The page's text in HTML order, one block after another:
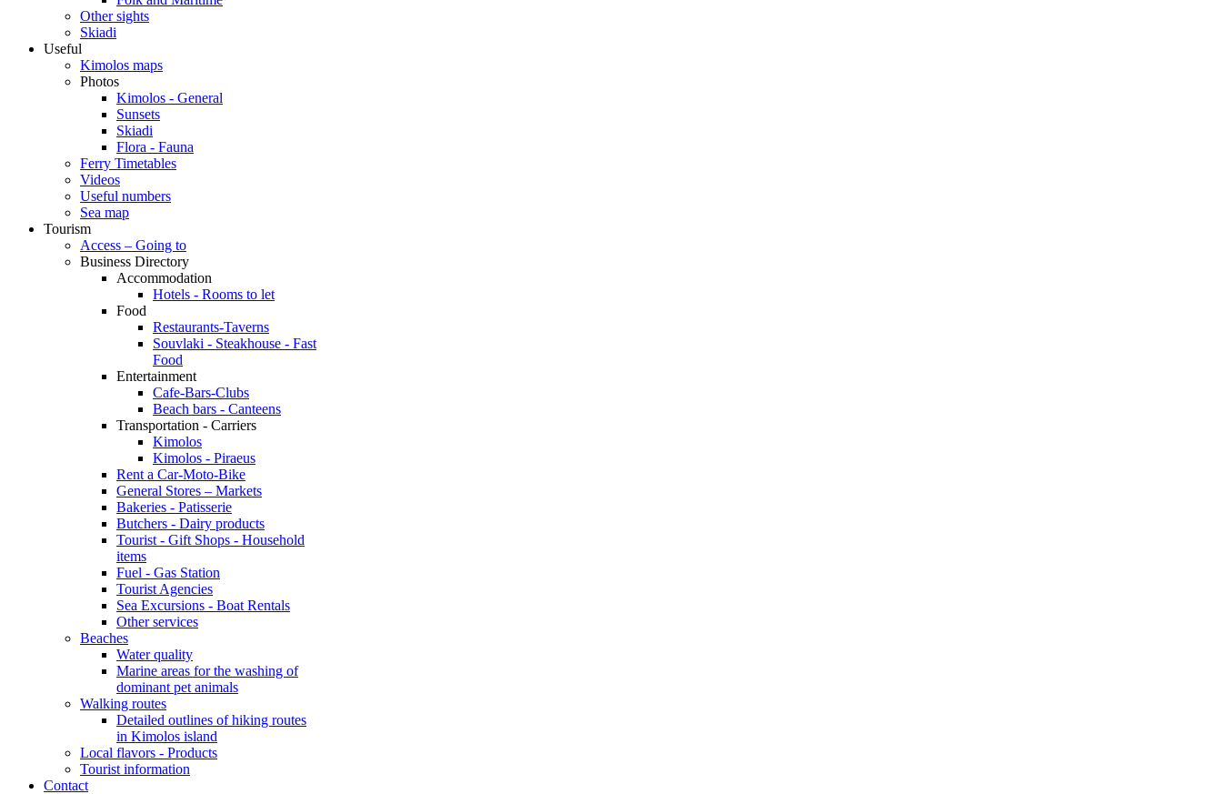
Other sights
Skiadi
Useful
Kimolos maps
Photos
Kimolos - General
Sunsets
Skiadi
Flora - Fauna
Ferry Timetables
Videos
Useful numbers
Sea map
Tourism
Access – Going to
Business Directory
Accommodation
Hotels - Rooms to let
Food
Restaurants-Taverns
Souvlaki - Steakhouse - Fast
Food
Entertainment
Cafe-Bars-Clubs
Beach bars - Canteens
Transportation - Carriers
Kimolos
Kimolos - Piraeus
Rent a Car-Moto-Bike
General Stores – Markets
Bakeries - Patisserie
Butchers - Dairy products
Tourist - Gift Shops - Household
items
Fuel - Gas Station
Tourist Agencies
Sea Excursions - Boat Rentals
Other services
Beaches
Water quality
Marine areas for the washing of
dominant pet animals
Walking routes
Detailed outlines of hiking routes
in Kimolos island
Local flavors - Products
Tourist information
Contact